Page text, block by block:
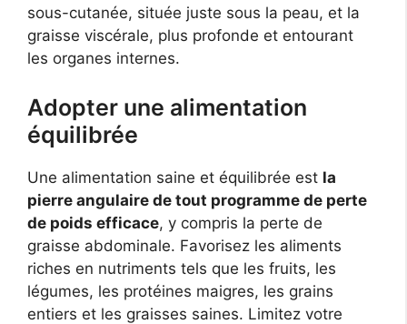
sous-cutanée, située juste sous la peau, et la
graisse viscérale, plus profonde et entourant
les organes internes.
Adopter une alimentation
équilibrée
Une alimentation saine et équilibrée est la
pierre angulaire de tout programme de perte
de poids efficace, y compris la perte de
graisse abdominale. Favorisez les aliments
riches en nutriments tels que les fruits, les
légumes, les protéines maigres, les grains
entiers et les graisses saines. Limitez votre